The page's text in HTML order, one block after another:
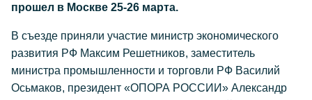
прошел в Москве 25-26 марта.
В съезде приняли участие министр экономического
развития РФ Максим Решетников, заместитель
министра промышленности и торговли РФ Василий
Осьмаков, президент «ОПОРА РОССИИ» Александр